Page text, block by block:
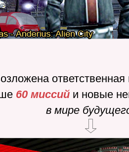
ответственная
60 миссий и новые
в мире